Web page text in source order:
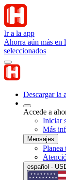
Ir a la app
Ahorra aún más en
seleccionados
Descargar la
Accede a
Iniciar
Más
Mensajes
Planea
español ·